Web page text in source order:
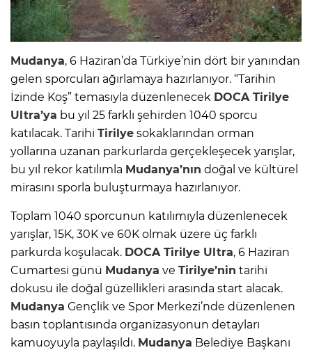
Mudanya, 6 Haziran’da Türkiye’nin dört bir yanından
gelen sporcuları ağırlamaya hazırlanıyor. “Tarihin
İzinde Koş” temasıyla düzenlenecek DOCA Tirilye
Ultra’ya bu yıl 25 farklı şehirden 1040 sporcu
katılacak. Tarihi Tirilye sokaklarından orman
yollarına uzanan parkurlarda gerçekleşecek yarışlar,
bu yıl rekor katılımla Mudanya’nın doğal ve kültürel
mirasını sporla buluşturmaya hazırlanıyor.
Toplam 1040 sporcunun katılımıyla düzenlenecek
yarışlar, 15K, 30K ve 60K olmak üzere üç farklı
parkurda koşulacak. DOCA Tirilye Ultra, 6 Haziran
Cumartesi günü Mudanya ve Tirilye’nin tarihi
dokusu ile doğal güzellikleri arasında start alacak.
Mudanya Gençlik ve Spor Merkezi’nde düzenlenen
basın toplantısında organizasyonun detayları
kamuoyuyla paylaşıldı. Mudanya Belediye Başkanı